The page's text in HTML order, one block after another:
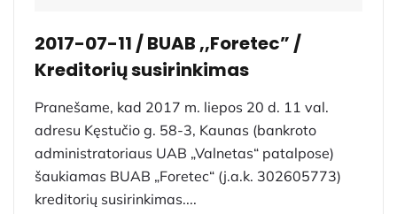
2017-07-11 / BUAB ,,Foretec” /
Kreditorių susirinkimas
Pranešame, kad 2017 m. liepos 20 d. 11 val.
adresu Kęstučio g. 58-3, Kaunas (bankroto
administratoriaus UAB „Valnetas“ patalpose)
šaukiamas BUAB „Foretec“ (j.a.k. 302605773)
kreditorių susirinkimas....